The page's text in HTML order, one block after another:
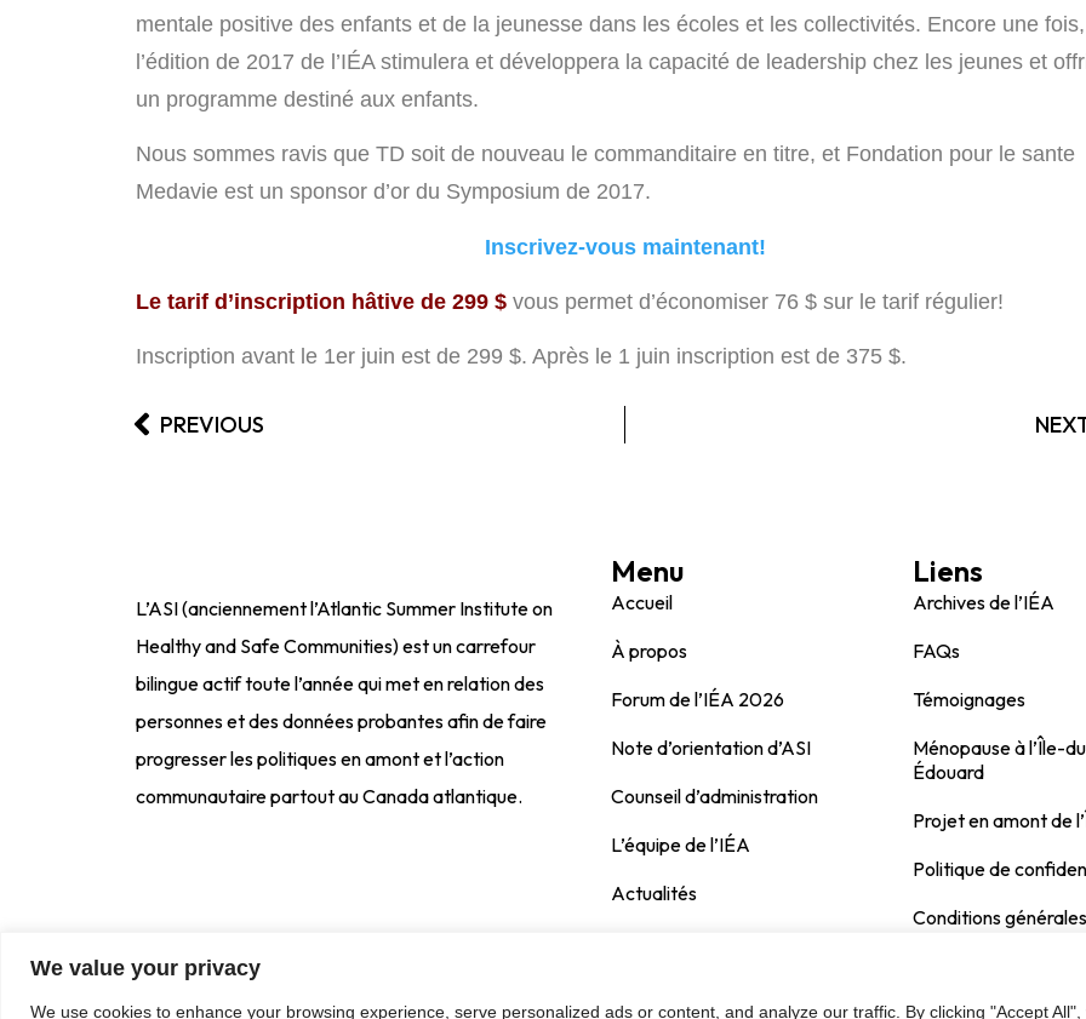
We value your privacy
We use cookies to enhance your browsing experience, serve personalized ads or content, and analyze our traffic. By clicking "Accept All",
mentale positive des enfants et de la jeunesse dans les écoles et les collectivités. Encore une fois,
l’édition de 2017 de l’IÉA stimulera et développera la capacité de leadership chez les jeunes et
un programme destiné aux enfants.
Nous sommes ravis que TD soit de nouveau le commanditaire en titre, et Fondation pour le sante
Medavie est un sponsor d’or du Symposium de 2017.
Inscrivez-vous maintenant!
Le tarif d’inscription hâtive de 299 $ vous permet d’économiser 76 $ sur le tarif régulier!
Inscription avant le 1er juin est de 299 $. Après le 1 juin inscription est de 375 $.
PREVIOUS
L’ASI (anciennement l’Atlantic Summer Institute on
Healthy and Safe Communities) est un carrefour
bilingue actif toute l’année qui met en relation des
personnes et des données probantes afin de faire
progresser les politiques en amont et l’action
communautaire partout au Canada atlantique.
Menu
Accueil
À propos
Forum de l’IÉA 2026
Note d’orientation d’ASI
Counseil d’administration
L’équipe de l’IÉA
Actualités
Liens
Archives de l’IÉA
FAQs
Témoignages
Ménopause à l’Île-
Édouard
Projet en amont de
Politique de
Conditions générales